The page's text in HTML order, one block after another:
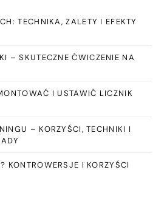
TECHNIKA, ZALETY I EFEKTY
– SKUTECZNE ĆWICZENIE NA
I USTAWIĆ LICZNIK
– KORZYŚCI, TECHNIKI I
KONTROWERSJE I KORZYŚCI